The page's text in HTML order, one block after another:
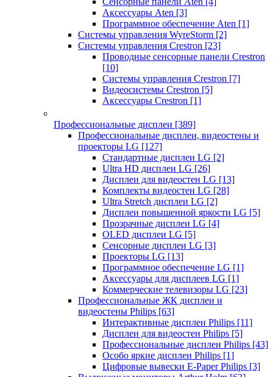
Аксессуары Aten [3]
Программное обеспечение Aten [1]
Системы управления WyreStorm [2]
Системы управления Crestron [23]
Проводные сенсорные панели Crestron
[10]
Системы управления Crestron [7]
Видеосистемы Crestron [5]
Аксессуары Crestron [1]
Профессиональные дисплеи [389]
Профессиональные дисплеи, видеостены и
проекторы LG [127]
Стандартные дисплеи LG [2]
Ultra HD дисплеи LG [26]
Дисплеи для видеостен LG [13]
Комплекты видеостен LG [28]
Ultra Stretch дисплеи LG [2]
Дисплеи повышенной яркости LG [5]
Прозрачные дисплеи LG [4]
OLED дисплеи LG [5]
Сенсорные дисплеи LG [3]
Проекторы LG [13]
Программное обеспечение LG [1]
Аксессуары для дисплеев LG [1]
Коммерческие телевизоры LG [23]
Профессиональные ЖК дисплеи и
видеостены Philips [63]
Интерактивные дисплеи Philips [11]
Дисплеи для видеостен Philips [5]
Профессиональные дисплеи Philips [43]
Особо яркие дисплеи Philips [1]
Цифровые вывески E-Paper Philips [3]